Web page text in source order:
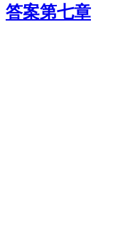
答案第七章